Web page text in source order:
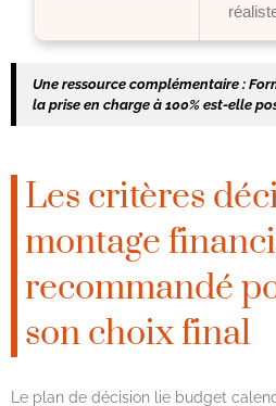
Une ressource complémentaire :
la prise en charge à 100% est-elle
Les critères
montage
recommandé
son choix final
Le plan de décision lie budget